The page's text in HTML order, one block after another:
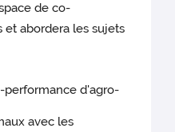
de co-
abordera les sujets
performance d'agro-
avec les